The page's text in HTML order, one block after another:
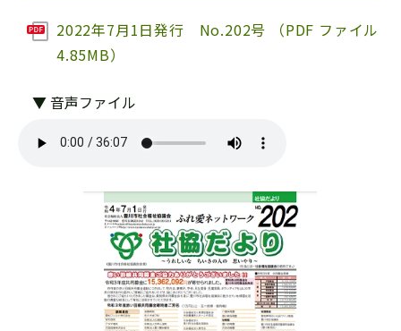
2022年7月1日発行 No.202号 （PDF ファイル
4.85MB）
▼ 音声ファイル